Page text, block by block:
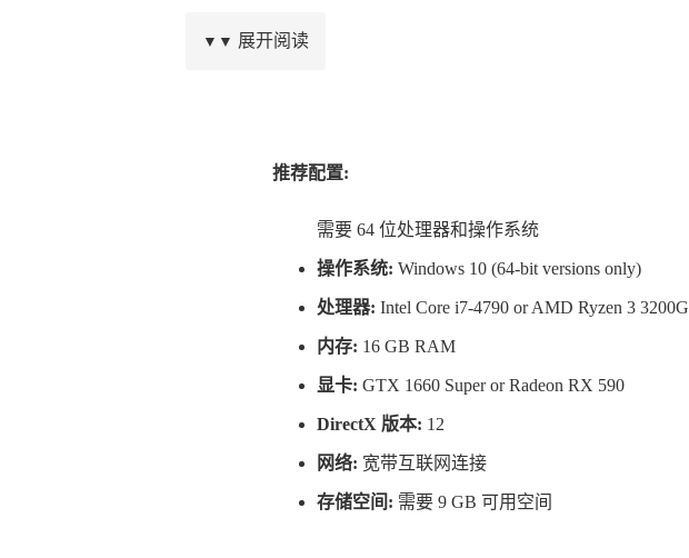
▼▼ 展开阅读
推荐配置:
需要 64 位处理器和操作系统
操作系统: Windows 10 (64-bit versions only)
处理器: Intel Core i7-4790 or AMD Ryzen 3 3200G
内存: 16 GB RAM
显卡: GTX 1660 Super or Radeon RX 590
DirectX 版本: 12
网络: 宽带互联网连接
存储空间: 需要 9 GB 可用空间